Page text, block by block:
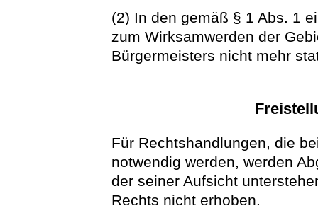
(2) In den gemäß § 1 Abs. 1
zum Wirksamwerden der
Bürgermeisters nicht mehr
Für Rechtshandlungen, die
notwendig werden, werden
der seiner Aufsicht
Rechts nicht erhoben.